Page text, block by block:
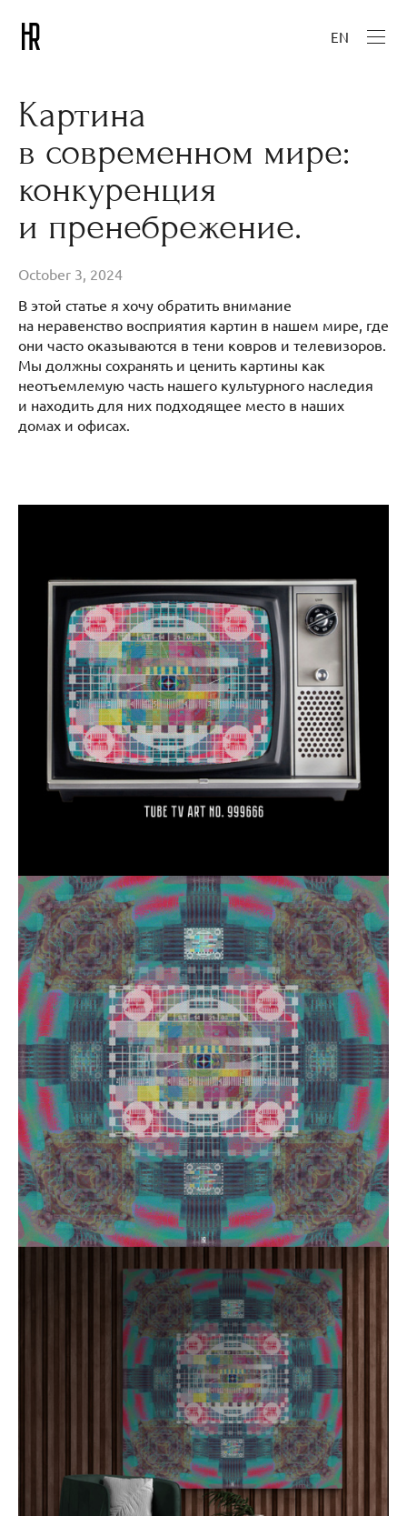
EN
Картина
в современном мире:
конкуренция
и пренебрежение.
October 3, 2024
В этой статье я хочу обратить внимание
на неравенство восприятия картин в нашем мире, где
они часто оказываются в тени ковров и телевизоров.
Мы должны сохранять и ценить картины как
неотъемлемую часть нашего культурного наследия
и находить для них подходящее место в наших
домах и офисах.